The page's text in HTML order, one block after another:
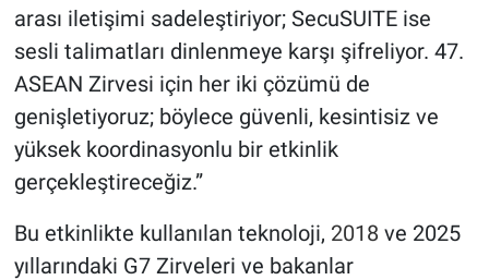
arası iletişimi sadeleştiriyor; SecuSUITE ise
sesli talimatları dinlenmeye karşı şifreliyor. 47.
ASEAN Zirvesi için her iki çözümü de
genişletiyoruz; böylece güvenli, kesintisiz ve
yüksek koordinasyonlu bir etkinlik
gerçekleştireceğiz.”
Bu etkinlikte kullanılan teknoloji, 2018 ve 2025
yıllarındaki G7 Zirveleri ve bakanlar